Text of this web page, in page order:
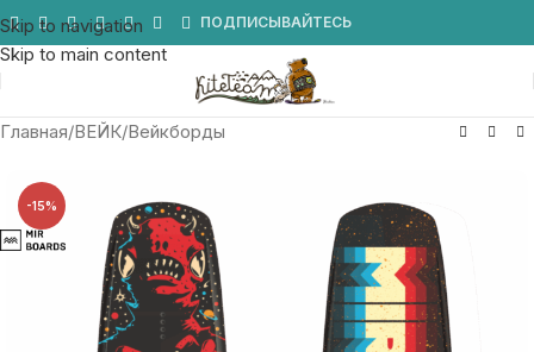
Skip to navigation
Skip to main content
ПОДПИСЫВАЙТЕСЬ
Главная/ВЕЙК/Вейкборды
-15%